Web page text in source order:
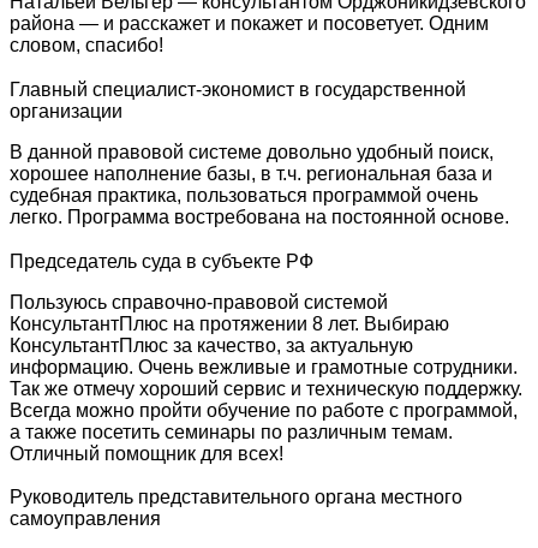
района — и расскажет и покажет и посоветует. Одним
словом, спасибо!
Главный специалист-экономист в государственной
организации
В данной правовой системе довольно удобный поиск,
хорошее наполнение базы, в т.ч. региональная база и
судебная практика, пользоваться программой очень
легко. Программа востребована на постоянной основе.
Председатель суда в субъекте РФ
Пользуюсь справочно-правовой системой
КонсультантПлюс на протяжении 8 лет. Выбираю
КонсультантПлюс за качество, за актуальную
информацию. Очень вежливые и грамотные сотрудники.
Так же отмечу хороший сервис и техническую поддержку.
Всегда можно пройти обучение по работе с программой,
а также посетить семинары по различным темам.
Отличный помощник для всех!
Руководитель представительного органа местного
самоуправления